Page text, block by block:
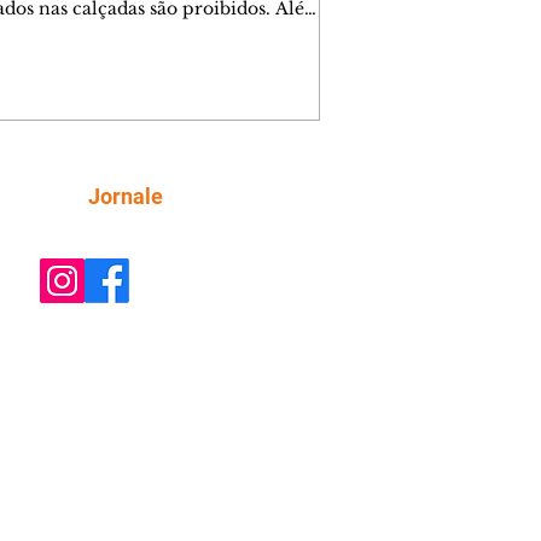
nas calçadas são proibidos. Além
que está intensificando a
sobre as calçadas, o que inclui
Jornale